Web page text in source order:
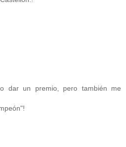
dar un premio, pero también me